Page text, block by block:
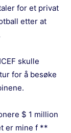
for et privat
etter at
skulle
for å besøke
$ 1 million
er mine f **